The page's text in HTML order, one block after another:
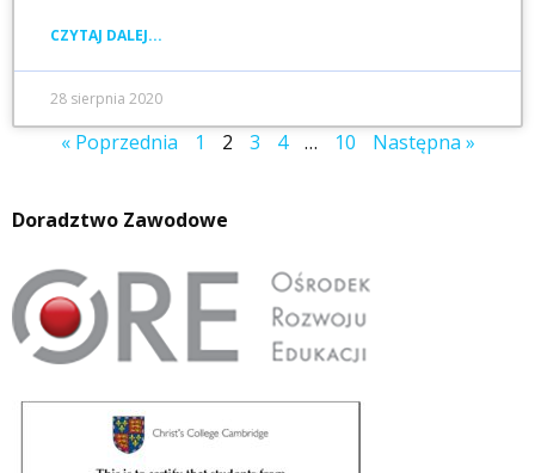
CZYTAJ DALEJ...
28 sierpnia 2020
« Poprzednia 1 2 3 4 … 10 Następna »
Doradztwo Zawodowe